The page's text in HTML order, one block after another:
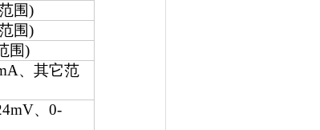
围)
围)
围)
、其它范
、0-